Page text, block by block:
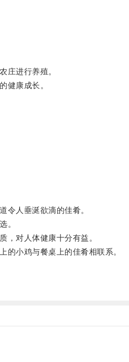
进行养殖。
健康成长。
人垂涎欲滴的佳肴。
。
对人体健康十分有益。
小鸡与餐桌上的佳肴相联系。